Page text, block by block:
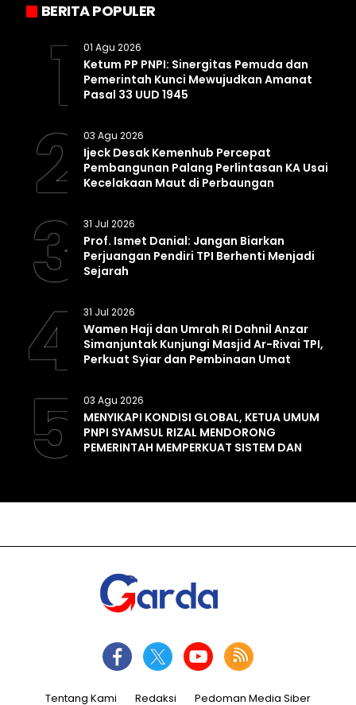
BERITA POPULER
1 01 Agu 2026
Ketum PP PNPI: Sinergitas Pemuda dan
Pemerintah Kunci Mewujudkan Amanat
Pasal 33 UUD 1945
2 03 Agu 2026
Ijeck Desak Kemenhub Percepat
Pembangunan Palang Perlintasan KA Usai
Kecelakaan Maut di Perbaungan
3 31 Jul 2026
Prof. Ismet Danial: Jangan Biarkan
Perjuangan Pendiri TPI Berhenti Menjadi
Sejarah
4 31 Jul 2026
Wamen Haji dan Umrah RI Dahnil Anzar
Simanjuntak Kunjungi Masjid Ar-Rivai TPI,
Perkuat Syiar dan Pembinaan Umat
5 03 Agu 2026
MENYIKAPI KONDISI GLOBAL, KETUA UMUM
PNPI SYAMSUL RIZAL MENDORONG
PEMERINTAH MEMPERKUAT SISTEM DAN
Tentang Kami Redaksi Pedoman Media Siber